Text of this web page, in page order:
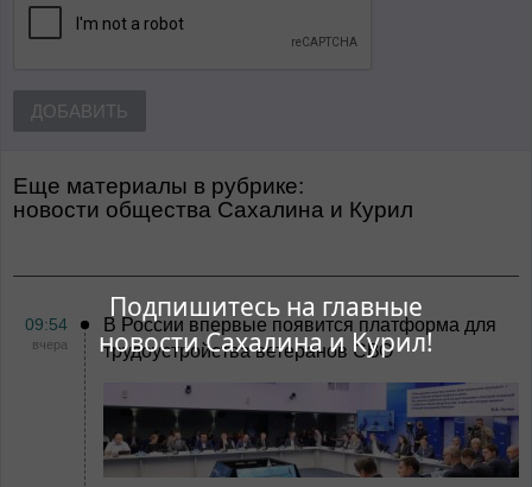
Подпишитесь на главные
новости Сахалина и Курил!
ДОБАВИТЬ
Еще материалы в рубрике:
Новости общества Сахалина и Курил
09:54
вчера
В России впервые появится платформа для
трудоустройства ветеранов СВО